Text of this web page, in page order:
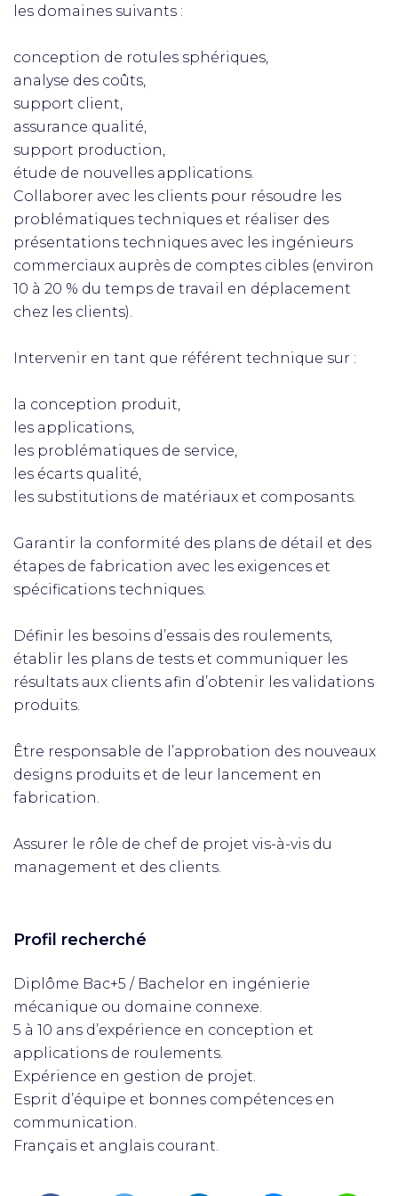
les domaines suivants :
conception de rotules sphériques,
analyse des coûts,
support client,
assurance qualité,
support production,
étude de nouvelles applications.
Collaborer avec les clients pour résoudre les
problématiques techniques et réaliser des
présentations techniques avec les ingénieurs
commerciaux auprès de comptes cibles (environ
10 à 20 % du temps de travail en déplacement
chez les clients).
Intervenir en tant que référent technique sur :
la conception produit,
les applications,
les problématiques de service,
les écarts qualité,
les substitutions de matériaux et composants.
Garantir la conformité des plans de détail et des
étapes de fabrication avec les exigences et
spécifications techniques.
Définir les besoins d’essais des roulements,
établir les plans de tests et communiquer les
résultats aux clients afin d’obtenir les validations
produits.
Être responsable de l’approbation des nouveaux
designs produits et de leur lancement en
fabrication.
Assurer le rôle de chef de projet vis-à-vis du
management et des clients.
Profil recherché
Diplôme Bac+5 / Bachelor en ingénierie
mécanique ou domaine connexe.
5 à 10 ans d’expérience en conception et
applications de roulements.
Expérience en gestion de projet.
Esprit d’équipe et bonnes compétences en
communication.
Français et anglais courant.